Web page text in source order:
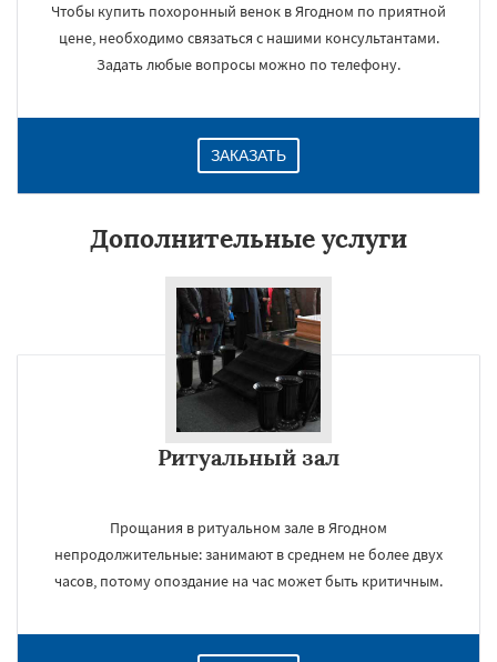
Чтобы купить похоронный венок в Ягодном по приятной
цене, необходимо связаться с нашими консультантами.
Задать любые вопросы можно по телефону.
ЗАКАЗАТЬ
Дополнительные услуги
Ритуальный зал
Прощания в ритуальном зале в Ягодном
непродолжительные: занимают в среднем не более двух
часов, потому опоздание на час может быть критичным.